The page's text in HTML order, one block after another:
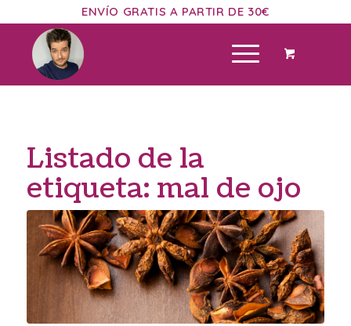
ENVÍO GRATIS A PARTIR DE 30€
Listado de la
etiqueta: mal de ojo